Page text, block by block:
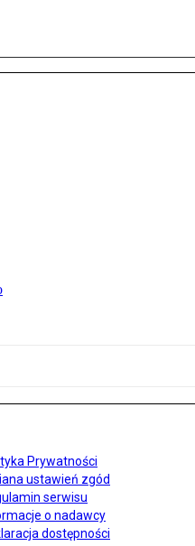
Prywatności
ustawień zgód
serwisu
o nadawcy
dostępności